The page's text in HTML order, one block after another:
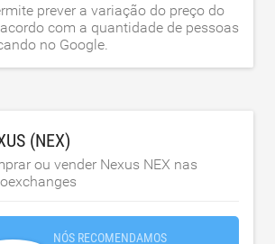
prever a variação do preço do
com a quantidade de pessoas
no Google.
(NEX)
ou vender Nexus NEX nas
NÓS RECOMENDAMOS